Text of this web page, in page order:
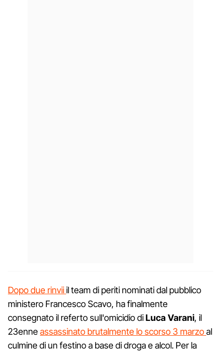
Dopo due rinviiil team di periti nominati dal pubblico
ministero Francesco Scavo, ha finalmente
consegnato il referto sull'omicidio diLuca Varani, il
23enneassassinato brutalmente lo scorso 3 marzoal
culmine di un festino a base di droga e alcol. Per la